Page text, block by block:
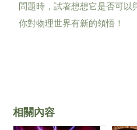
問題時，試著想想它是否可以
你對物理世界有新的領悟！
相關內容